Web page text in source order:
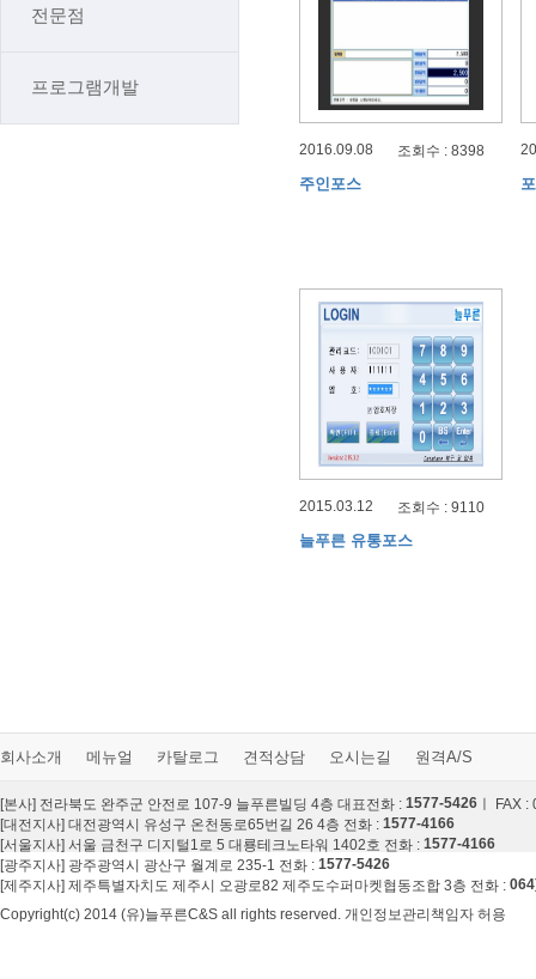
전문점
프로그램개발
2016.09.08 조회수 : 8398
주인포스
2015.03.12 조회수 : 9110
늘푸른 유통포스
회사소개 메뉴얼 카탈로그 견적상담 오시는길 원격A/S
[본사] 전라북도 완주군 안전로 107-9 늘푸른빌딩 4층 대표전화 : 1577-5426 ㅣ FAX
[대전지사] 대전광역시 유성구 온천동로65번길 26 4층 전화 : 1577-4166
[서울지사] 서울 금천구 디지털1로 5 대룡테크노타워 1402호 전화 : 1577-4166
[광주지사] 광주광역시 광산구 월계로 235-1 전화 : 1577-5426
[제주지사] 제주특별자치도 제주시 오광로82 제주도수퍼마켓협동조합 3층 전화 :
Copyright(c) 2014 (유)늘푸른C&S all rights reserved. 개인정보관리책임자 허용